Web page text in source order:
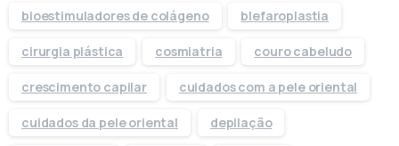
bioestimuladores de colágeno blefaroplastia
cirurgia plástica cosmiatria couro cabeludo
crescimento capilar cuidados com a pele oriental
cuidados da pele oriental depilação